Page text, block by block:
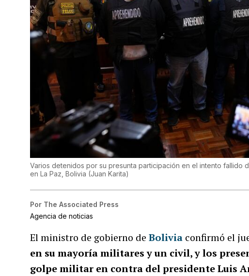
Varios detenidos por su presunta participación en el intento fallido
en La Paz, Bolivia (Juan Karita)
Por The Associated Press
Agencia de noticias
El ministro de gobierno deBolivia confirmó el
en su mayoría militares y un civil, y los
golpe militar en contra del presidente Luis